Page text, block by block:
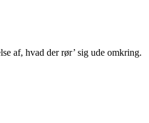
af, hvad der rør’ sig ude omkring.